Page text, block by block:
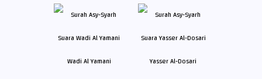
Wadi Al Yamani Yasser Al-Dosari